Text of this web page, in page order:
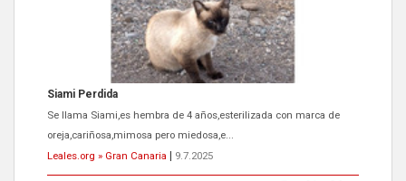
ADOPCIÓN URGENTE GATA TEROR GRAN CANARIA
El ayuntamiento se va a llevar a Los Gatos callejeros de la zona los
próximos días, ella incluida...
Leales.org » Gran Canaria
9.7.2025